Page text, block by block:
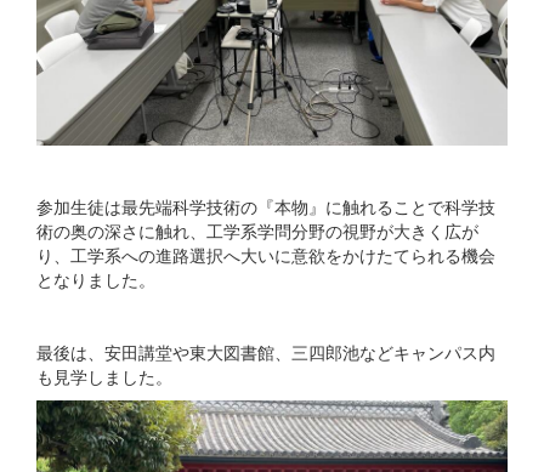
参加生徒は最先端科学技術の『本物』に触れることで科学技
術の奥の深さに触れ、工学系学問分野の視野が大きく広が
り、工学系への進路選択へ大いに意欲をかけたてられる機会
となりました。
最後は、安田講堂や東大図書館、三四郎池などキャンパス内
も見学しました。